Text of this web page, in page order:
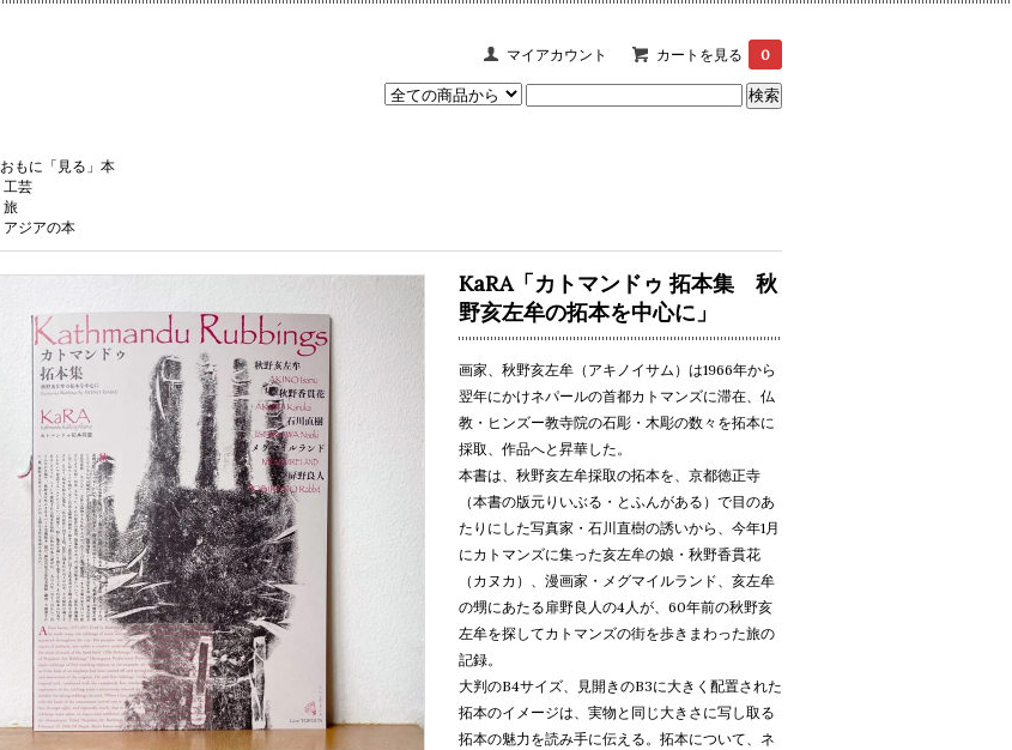
マイアカウント カートを見る 0
おもに「見る」本
工芸
旅
アジアの本
KaRA「カトマンドゥ 拓本集 秋
野亥左牟の拓本を中心に」
画家、秋野亥左牟（アキノイサム）は1966年から
翌年にかけネパールの首都カトマンズに滞在、仏
教・ヒンズー教寺院の石彫・木彫の数々を拓本に
採取、作品へと昇華した。
本書は、秋野亥左牟採取の拓本を、京都徳正寺
（本書の版元りいぶる・とふんがある）で目のあ
たりにした写真家・石川直樹の誘いから、今年1月
にカトマンズに集った亥左牟の娘・秋野香貫花
（カヌカ）、漫画家・メグマイルランド、亥左牟
の甥にあたる扉野良人の4人が、60年前の秋野亥
左牟を探してカトマンズの街を歩きまわった旅の
記録。
大判のB4サイズ、見開きのB3に大きく配置された
拓本のイメージは、実物と同じ大きさに写し取る
拓本の魅力を読み手に伝える。拓本について、ネ